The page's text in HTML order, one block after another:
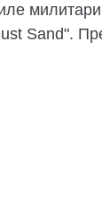
Sand".